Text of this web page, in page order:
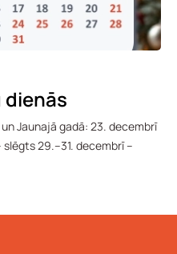
dienās
Jaunajā gadā: 23. decembrī
29.–31. decembrī –